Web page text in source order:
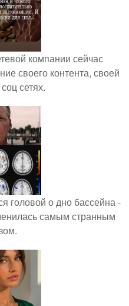
компании сейчас
своего контента, своей
сетях.
головой о дно бассейна -
самым странным